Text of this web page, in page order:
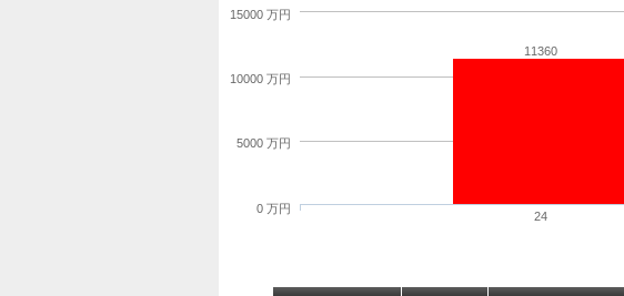
11360
24
0 万円
5000 万円
10000 万円
15000 万円